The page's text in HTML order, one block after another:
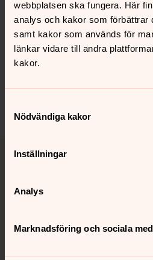
webbplatsen ska fungera. Här
analys och kakor som förbättrar
samt kakor som används för
länkar vidare till andra
kakor.
Nödvändiga kakor
Inställningar
Analys
Marknadsföring och sociala
Synpunkter eller frågor
innehåll?